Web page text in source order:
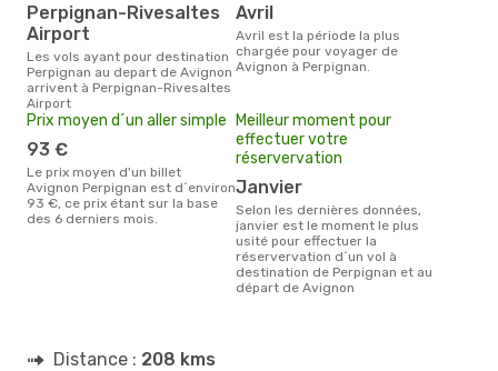
Perpignan-Rivesaltes
Airport
Les vols ayant pour destination
Perpignan au depart de Avignon
arrivent à Perpignan-Rivesaltes
Airport
avril
avril est la période la plus
chargée pour voyager de
Avignon à Perpignan.
Prix moyen d´un aller simple
93 €
Le prix moyen d'un billet
Avignon Perpignan est d´environ
93 €, ce prix étant sur la base
des 6 derniers mois.
Meilleur moment pour
effectuer votre
réservervation
janvier
Selon les dernières données,
janvier est le moment le plus
usité pour effectuer la
réservervation d´un vol à
destination de Perpignan et au
départ de Avignon
Distance : 208 kms